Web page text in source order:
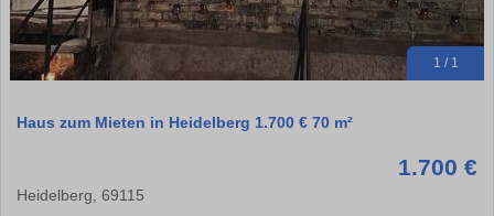
1 / 1
Haus zum Mieten in Heidelberg 1.700 € 70 m²
1.700 €
Heidelberg, 69115